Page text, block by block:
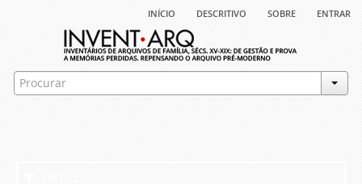
início descritivo sobre entrar